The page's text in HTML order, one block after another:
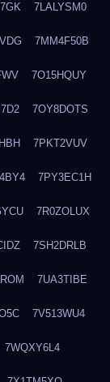
7LALYSM0
7MM4F50B
7O15HQUY
7OY8DOTS
7PKT2VUV
7PY3EC1H
7R0ZOLUX
7SH2DRLB
7UA3TIBE
7V513WU4
7WQXY6L4